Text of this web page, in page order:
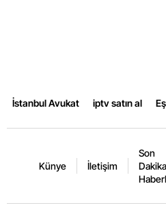
İstanbul Avukat iptv satın al
Künye İletişim
Son
Dakika